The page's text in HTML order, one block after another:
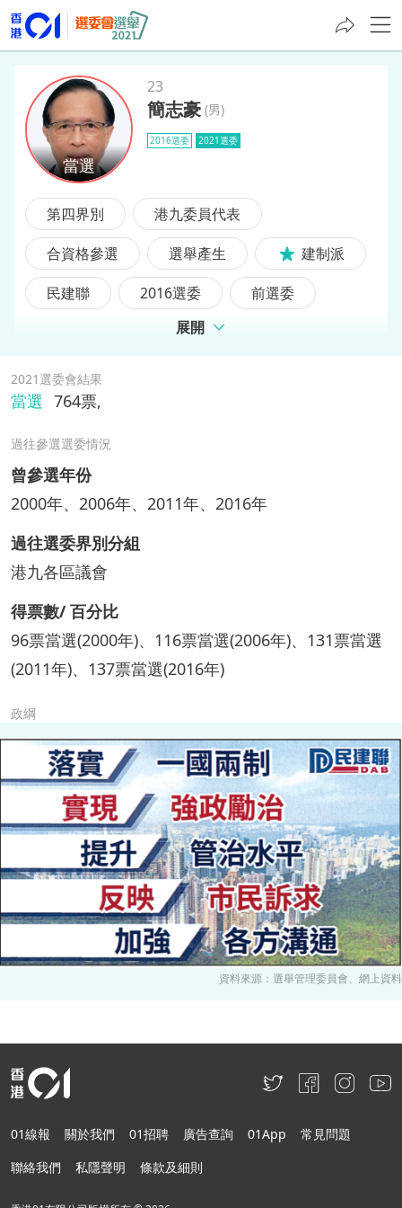
簡志豪
23
簡志豪 (男)
2016選委 2021選委
第四界別
港九委員代表
合資格參選
選舉產生
建制派
民建聯
2016選委
前選委
展開
2021選委會結果
當選 764票,
過往參選選委情況
曾參選年份
2000年、2006年、2011年、2016年
過往選委界別分組
港九各區議會
得票數/ 百分比
96票當選(2000年)、116票當選(2006年)、131票當選
(2011年)、137票當選(2016年)
政綱
資料來源：選舉管理委員會、網上資料
01線報 關於我們 01招聘 廣告查詢 01App
常見問題
聯絡我們
私隱聲明 條款及細則